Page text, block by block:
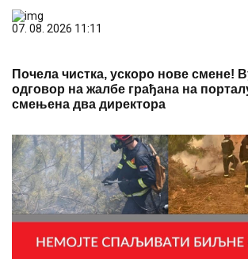
07. 08. 2026 11:11
Почела чистка, ускоро нове смене!
одговор на жалбе грађана на
смењена два директора